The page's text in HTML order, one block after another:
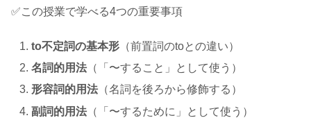
✅この授業で学べる4つの重要事項
to不定詞の基本形 （前置詞のtoとの違い）
名詞的用法 （「〜すること」として使う）
形容詞的用法 （名詞を後ろから修飾する）
副詞的用法 （「〜するために」として使う）